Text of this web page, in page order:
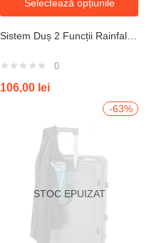
Selectează opțiunile
0
106,00 lei
-63%
STOC EPUIZAT